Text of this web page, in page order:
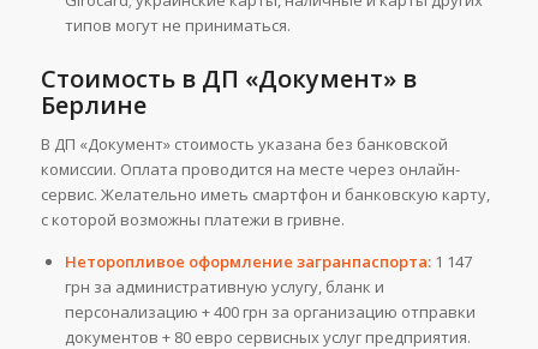
типов могут не приниматься.
Стоимость в ДП «Документ» в
Берлине
В ДП «Документ» стоимость указана без банковской
комиссии. Оплата проводится на месте через онлайн-
сервис. Желательно иметь смартфон и банковскую карту,
с которой возможны платежи в гривне.
Неторопливое оформление загранпаспорта:1 147
грн за административную услугу, бланк и
персонализацию + 400 грн за организацию отправки
документов + 80 евро сервисных услуг предприятия.